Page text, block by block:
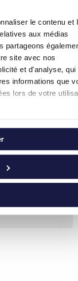
le contenu et
aux médias
partageons
site avec nos
et d'analyse, qui
informations que
lors de votre
que facility
stratégie
organisation. De
bien conçu et
à votre
? Suivez